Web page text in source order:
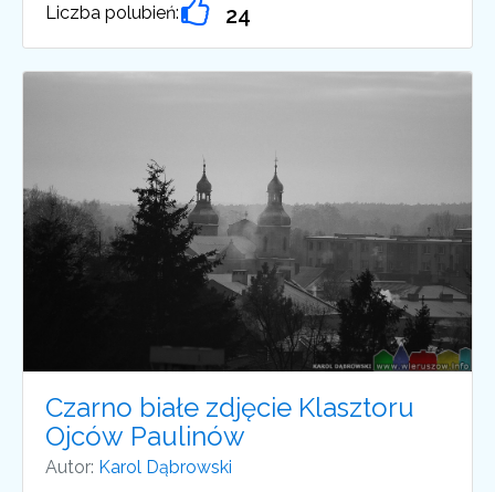
Liczba polubień: 24
Czarno białe zdjęcie Klasztoru
Ojców Paulinów
Autor: Karol Dąbrowski